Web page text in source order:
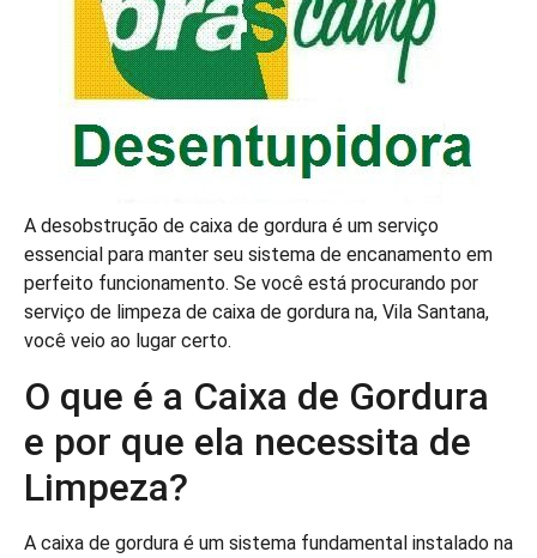
A desobstrução de caixa de gordura é um serviço
essencial para manter seu sistema de encanamento em
perfeito funcionamento. Se você está procurando por
serviço de limpeza de caixa de gordura na, Vila Santana,
você veio ao lugar certo.
O que é a Caixa de Gordura
e por que ela necessita de
Limpeza?
A caixa de gordura é um sistema fundamental instalado na